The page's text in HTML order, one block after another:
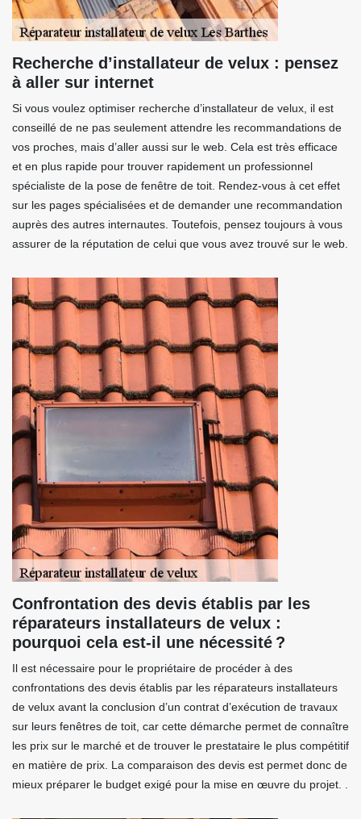
Recherche d’installateur de velux : pensez
à aller sur internet
Si vous voulez optimiser recherche d’installateur de velux, il est
conseillé de ne pas seulement attendre les recommandations de
vos proches, mais d’aller aussi sur le web. Cela est très efficace
et en plus rapide pour trouver rapidement un professionnel
spécialiste de la pose de fenêtre de toit. Rendez-vous à cet effet
sur les pages spécialisées et de demander une recommandation
auprès des autres internautes. Toutefois, pensez toujours à vous
assurer de la réputation de celui que vous avez trouvé sur le web.
Confrontation des devis établis par les
réparateurs installateurs de velux :
pourquoi cela est-il une nécessité ?
Il est nécessaire pour le propriétaire de procéder à des
confrontations des devis établis par les réparateurs installateurs
de velux avant la conclusion d’un contrat d’exécution de travaux
sur leurs fenêtres de toit, car cette démarche permet de connaître
les prix sur le marché et de trouver le prestataire le plus compétitif
en matière de prix. La comparaison des devis est permet donc de
mieux préparer le budget exigé pour la mise en œuvre du projet. .